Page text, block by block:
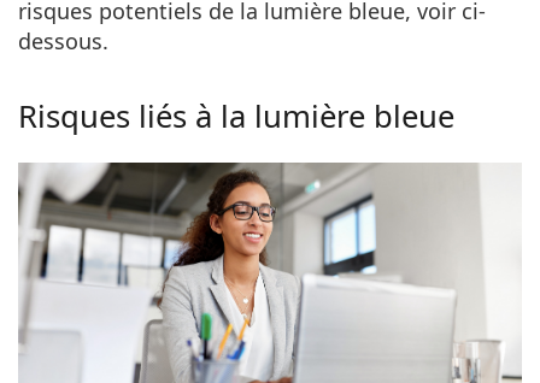
risques potentiels de la lumière bleue, voir ci-
dessous.
Risques liés à la lumière bleue